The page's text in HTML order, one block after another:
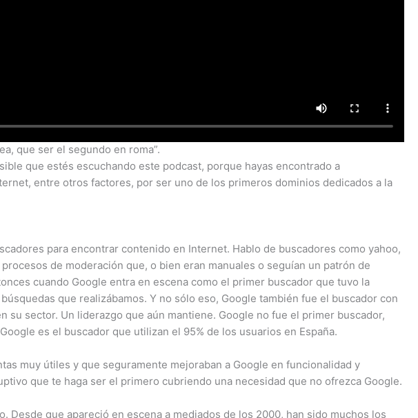
que ser el segundo en roma”.
que estés escuchando este podcast, porque hayas encontrado a
entre otros factores, por ser uno de los primeros dominios dedicados a la
para encontrar contenido en Internet. Hablo de buscadores como yahoo,
de moderación que, o bien eran manuales o seguían un patrón de
cuando Google entra en escena como el primer buscador que tuvo la
que realizábamos. Y no sólo eso, Google también fue el buscador con
sector. Un liderazgo que aún mantiene. Google no fue el primer buscador,
es el buscador que utilizan el 95% de los usuarios en España.
muy útiles y que seguramente mejoraban a Google en funcionalidad y
que te haga ser el primero cubriendo una necesidad que no ofrezca Google.
que apareció en escena a mediados de los 2000, han sido muchos los